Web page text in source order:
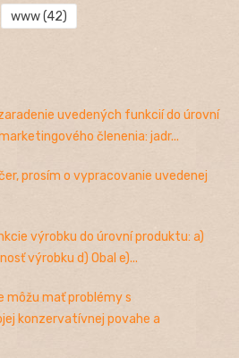
www(42)
uvedených funkcií do úrovní
členenia: jadr...
prosím o vypracovanie uvedenej
výrobku do úrovní produktu: a)
výrobku d) Obal e)...
môžu mať problémy s
konzervatívnej povahe a